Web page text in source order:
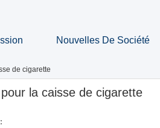
Nouvelles De Société
de cigarette
la caisse de cigarette